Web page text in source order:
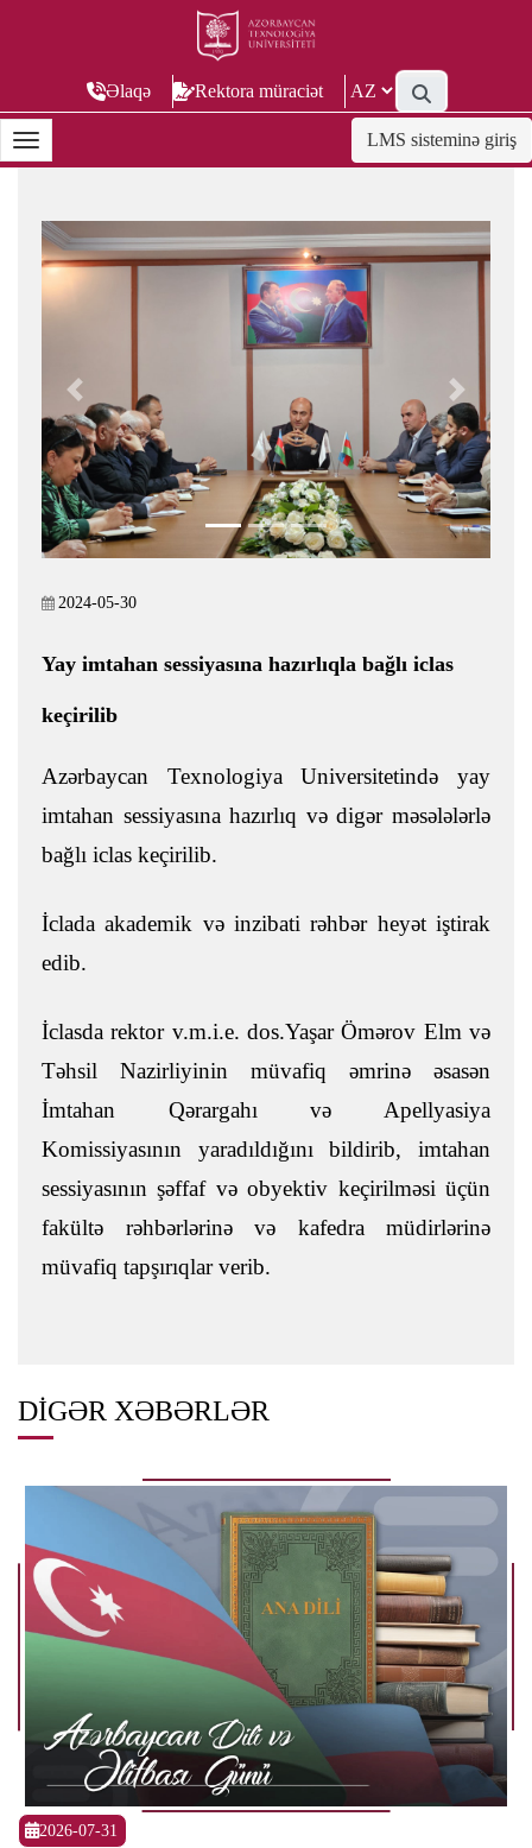
Əlaqə Rektora müraciət
LMS sisteminə giriş
Previous Next
2024-05-30
Yay imtahan sessiyasına hazırlıqla bağlı iclas
keçirilib
Azərbaycan Texnologiya Universitetində yay
imtahan sessiyasına hazırlıq və digər məsələlərlə
bağlı iclas keçirilib.
İclada akademik və inzibati rəhbər heyət iştirak
edib.
İclasda rektor v.m.i.e. dos.Yaşar Ömərov Elm və
Təhsil Nazirliyinin müvafiq əmrinə əsasən
İmtahan Qərargahı və Apellyasiya
Komissiyasının yaradıldığını bildirib, imtahan
sessiyasının şəffaf və obyektiv keçirilməsi üçün
fakültə rəhbərlərinə və kafedra müdirlərinə
müvafiq tapşırıqlar verib.
DIGƏR XƏBƏRLƏR
2026-07-31